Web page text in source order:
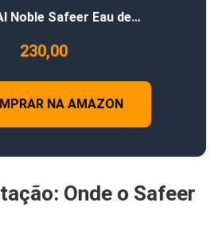
Noble Safeer Eau de…
230,00
NA AMAZON
Onde o Safeer